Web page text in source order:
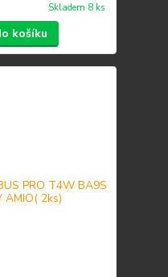
Skladem 8 ks
košíku